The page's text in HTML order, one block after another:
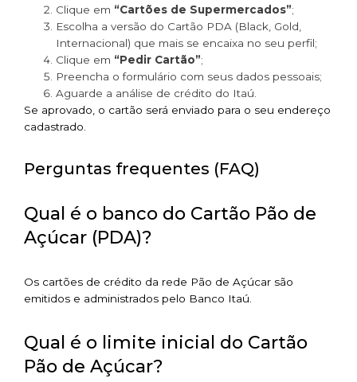
Clique em “Cartões de Supermercados”;
Escolha a versão do Cartão PDA (Black, Gold,
Internacional) que mais se encaixa no seu perfil;
Clique em “Pedir Cartão”;
Preencha o formulário com seus dados pessoais;
Aguarde a análise de crédito do Itaú.
Se aprovado, o cartão será enviado para o seu endereço
cadastrado.
Perguntas frequentes (FAQ)
Qual é o banco do Cartão Pão de
Açúcar (PDA)?
Os cartões de crédito da rede Pão de Açúcar são
emitidos e administrados pelo Banco Itaú.
Qual é o limite inicial do Cartão
Pão de Açúcar?